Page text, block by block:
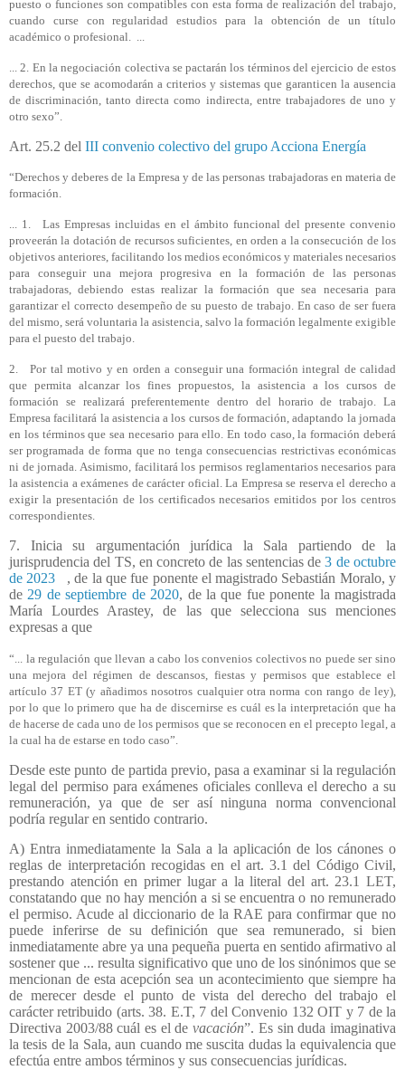
puesto o funciones son compatibles con esta forma de realización del trabajo,
cuando curse con regularidad estudios para la obtención de un título
académico o profesional.
... 2. En la negociación colectiva se pactarán los términos del ejercicio de estos
derechos, que se acomodarán a criterios y sistemas que garanticen la ausencia
de discriminación, tanto directa como indirecta, entre trabajadores de uno y
otro sexo”.
Art. 25.2 del III convenio colectivo del grupo Acciona Energía
“Derechos y deberes de la Empresa y de las personas trabajadoras en materia de
formación.
... 1. Las Empresas incluidas en el ámbito funcional del presente convenio
proveerán la dotación de recursos suficientes, en orden a la consecución de los
objetivos anteriores, facilitando los medios económicos y materiales necesarios
para conseguir una mejora progresiva en la formación de las personas
trabajadoras, debiendo estas realizar la formación que sea necesaria para
garantizar el correcto desempeño de su puesto de trabajo. En caso de ser fuera
del mismo, será voluntaria la asistencia, salvo la formación legalmente exigible
para el puesto del trabajo.
2. Por tal motivo y en orden a conseguir una formación integral de calidad
que permita alcanzar los fines propuestos, la asistencia a los cursos de
formación se realizará preferentemente dentro del horario de trabajo. La
Empresa facilitará la asistencia a los cursos de formación, adaptando la jornada
en los términos que sea necesario para ello. En todo caso, la formación deberá
ser programada de forma que no tenga consecuencias restrictivas económicas
ni de jornada. Asimismo, facilitará los permisos reglamentarios necesarios para
la asistencia a exámenes de carácter oficial. La Empresa se reserva el derecho a
exigir la presentación de los certificados necesarios emitidos por los centros
correspondientes.
7. Inicia su argumentación jurídica la Sala partiendo de la
jurisprudencia del TS, en concreto de las sentencias de3 de octubre
de 2023
, de la que fue ponente el magistrado Sebastián Moralo, y
de 29 de septiembre de 2020, de la que fue ponente la magistrada
María Lourdes Arastey, de las que selecciona sus menciones
expresas a que
“... la regulación que llevan a cabo los convenios colectivos no puede ser sino
una mejora del régimen de descansos, fiestas y permisos que establece el
artículo 37 ET (y añadimos nosotros cualquier otra norma con rango de ley),
por lo que lo primero que ha de discernirse es cuál es la interpretación que ha
de hacerse de cada uno de los permisos que se reconocen en el precepto legal, a
la cual ha de estarse en todo caso”.
Desde este punto de partida previo, pasa a examinar si la regulación
legal del permiso para exámenes oficiales conlleva el derecho a su
remuneración, ya que de ser así ninguna norma convencional
podría regular en sentido contrario.
A) Entra inmediatamente la Sala a la aplicación de los cánones o
reglas de interpretación recogidas en el art. 3.1 del Código Civil,
prestando atención en primer lugar a la literal del art. 23.1 LET,
constatando que no hay mención a si se encuentra o no remunerado
el permiso. Acude al diccionario de la RAE para confirmar que no
puede inferirse de su definición que sea remunerado, si bien
inmediatamente abre ya una pequeña puerta en sentido afirmativo al
sostener que ... resulta significativo que uno de los sinónimos que se
mencionan de esta acepción sea un acontecimiento que siempre ha
de merecer desde el punto de vista del derecho del trabajo el
carácter retribuido (arts. 38. E.T, 7 del Convenio 132 OIT y 7 de la
Directiva 2003/88 cuál es el devacación”. Es sin duda imaginativa
la tesis de la Sala, aun cuando me suscita dudas la equivalencia que
efectúa entre ambos términos y sus consecuencias jurídicas.